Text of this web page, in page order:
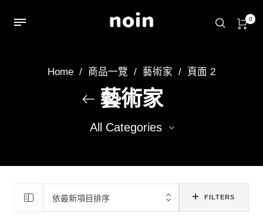
0
Home / 商品一覽 / 藝術家 / 頁面 2
藝術家
All Categories
achin 22
13
依最新項目排序 FILTERS